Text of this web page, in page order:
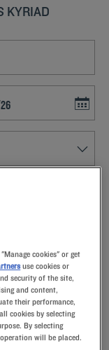
KYRIAD
van Frankrijk die
vanuit uw Kyriad
cookies" or get
use cookies or
security of the site,
and content,
their performance,
cookies by selecting
By selecting
will be placed.